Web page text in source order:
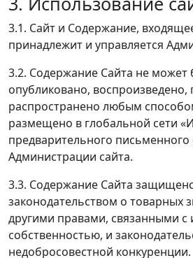
3.1. Сайт и Содержание,
принадлежит и управляется
3.2. Содержание Сайта не может
опубликовано, воспроизведено,
распространено любым
размещено в глобальной сети
предварительного письменного
Администрации сайта.
3.3. Содержание Сайта
законодательством о товарных
другими правами, связанными с
собственностью, и
недобросовестной конкуренции.